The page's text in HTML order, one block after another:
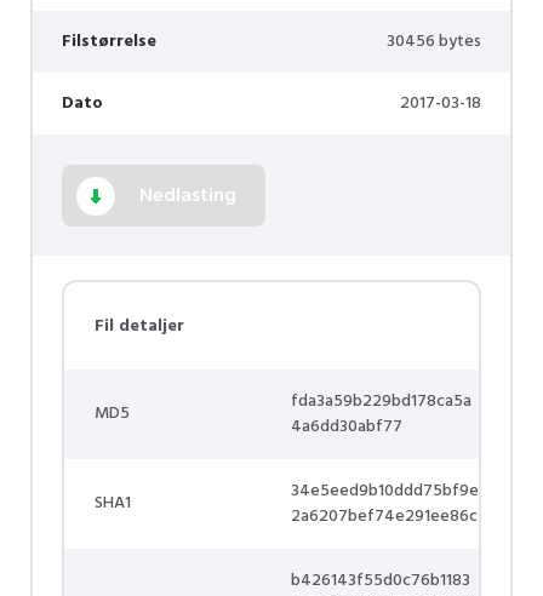
Filstørrelse 30456 bytes
Dato 2017-03-18
Nedlasting
Fil detaljer
MD5
fda3a59b229bd178ca5a
4a6dd30abf77
SHA1
34e5eed9b10ddd75bf9e
2a6207bef74e291ee86c
b426143f55d0c76b1183